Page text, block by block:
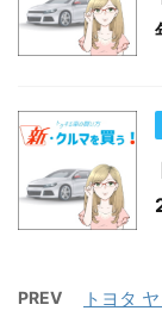
PREV トヨタ